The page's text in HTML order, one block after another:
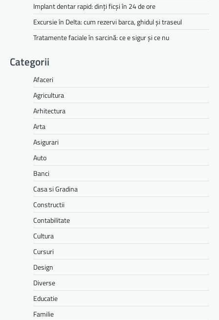
Implant dentar rapid: dinți ficși în 24 de ore
Excursie în Delta: cum rezervi barca, ghidul și traseul
Tratamente faciale în sarcină: ce e sigur și ce nu
Categorii
Afaceri
Agricultura
Arhitectura
Arta
Asigurari
Auto
Banci
Casa si Gradina
Constructii
Contabilitate
Cultura
Cursuri
Design
Diverse
Educatie
Familie